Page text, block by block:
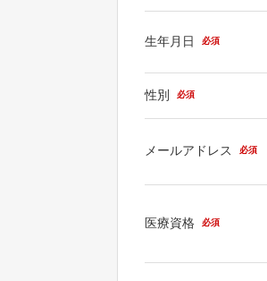
生年月日 必須
性別 必須
メールアドレス 必須
医療資格 必須